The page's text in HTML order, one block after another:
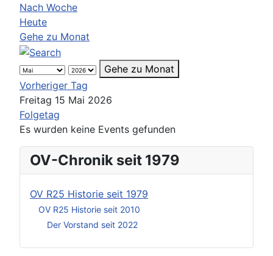
OV-Chronik seit 1979
OV R25 Historie seit 1979
OV R25 Historie seit 2010
Der Vorstand seit 2022
Nach Woche
Heute
Gehe zu Monat
Gehe zu Monat
Vorheriger Tag
Freitag 15 Mai 2026
Folgetag
Es wurden keine Events gefunden